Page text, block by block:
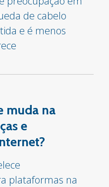
de cabelo
e é menos
muda na
e
plataformas na